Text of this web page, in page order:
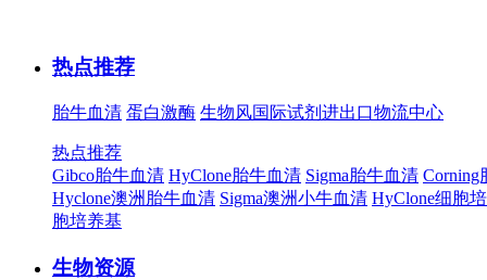
热点推荐
胎牛血清 蛋白激酶 生物风国际试剂进出口物流中心
热点推荐
Gibco胎牛血清 HyClone胎牛血清 Sigma胎牛血清 Corning
Hyclone澳洲胎牛血清 Sigma澳洲小牛血清 HyClone细胞
胞培养基
生物资源